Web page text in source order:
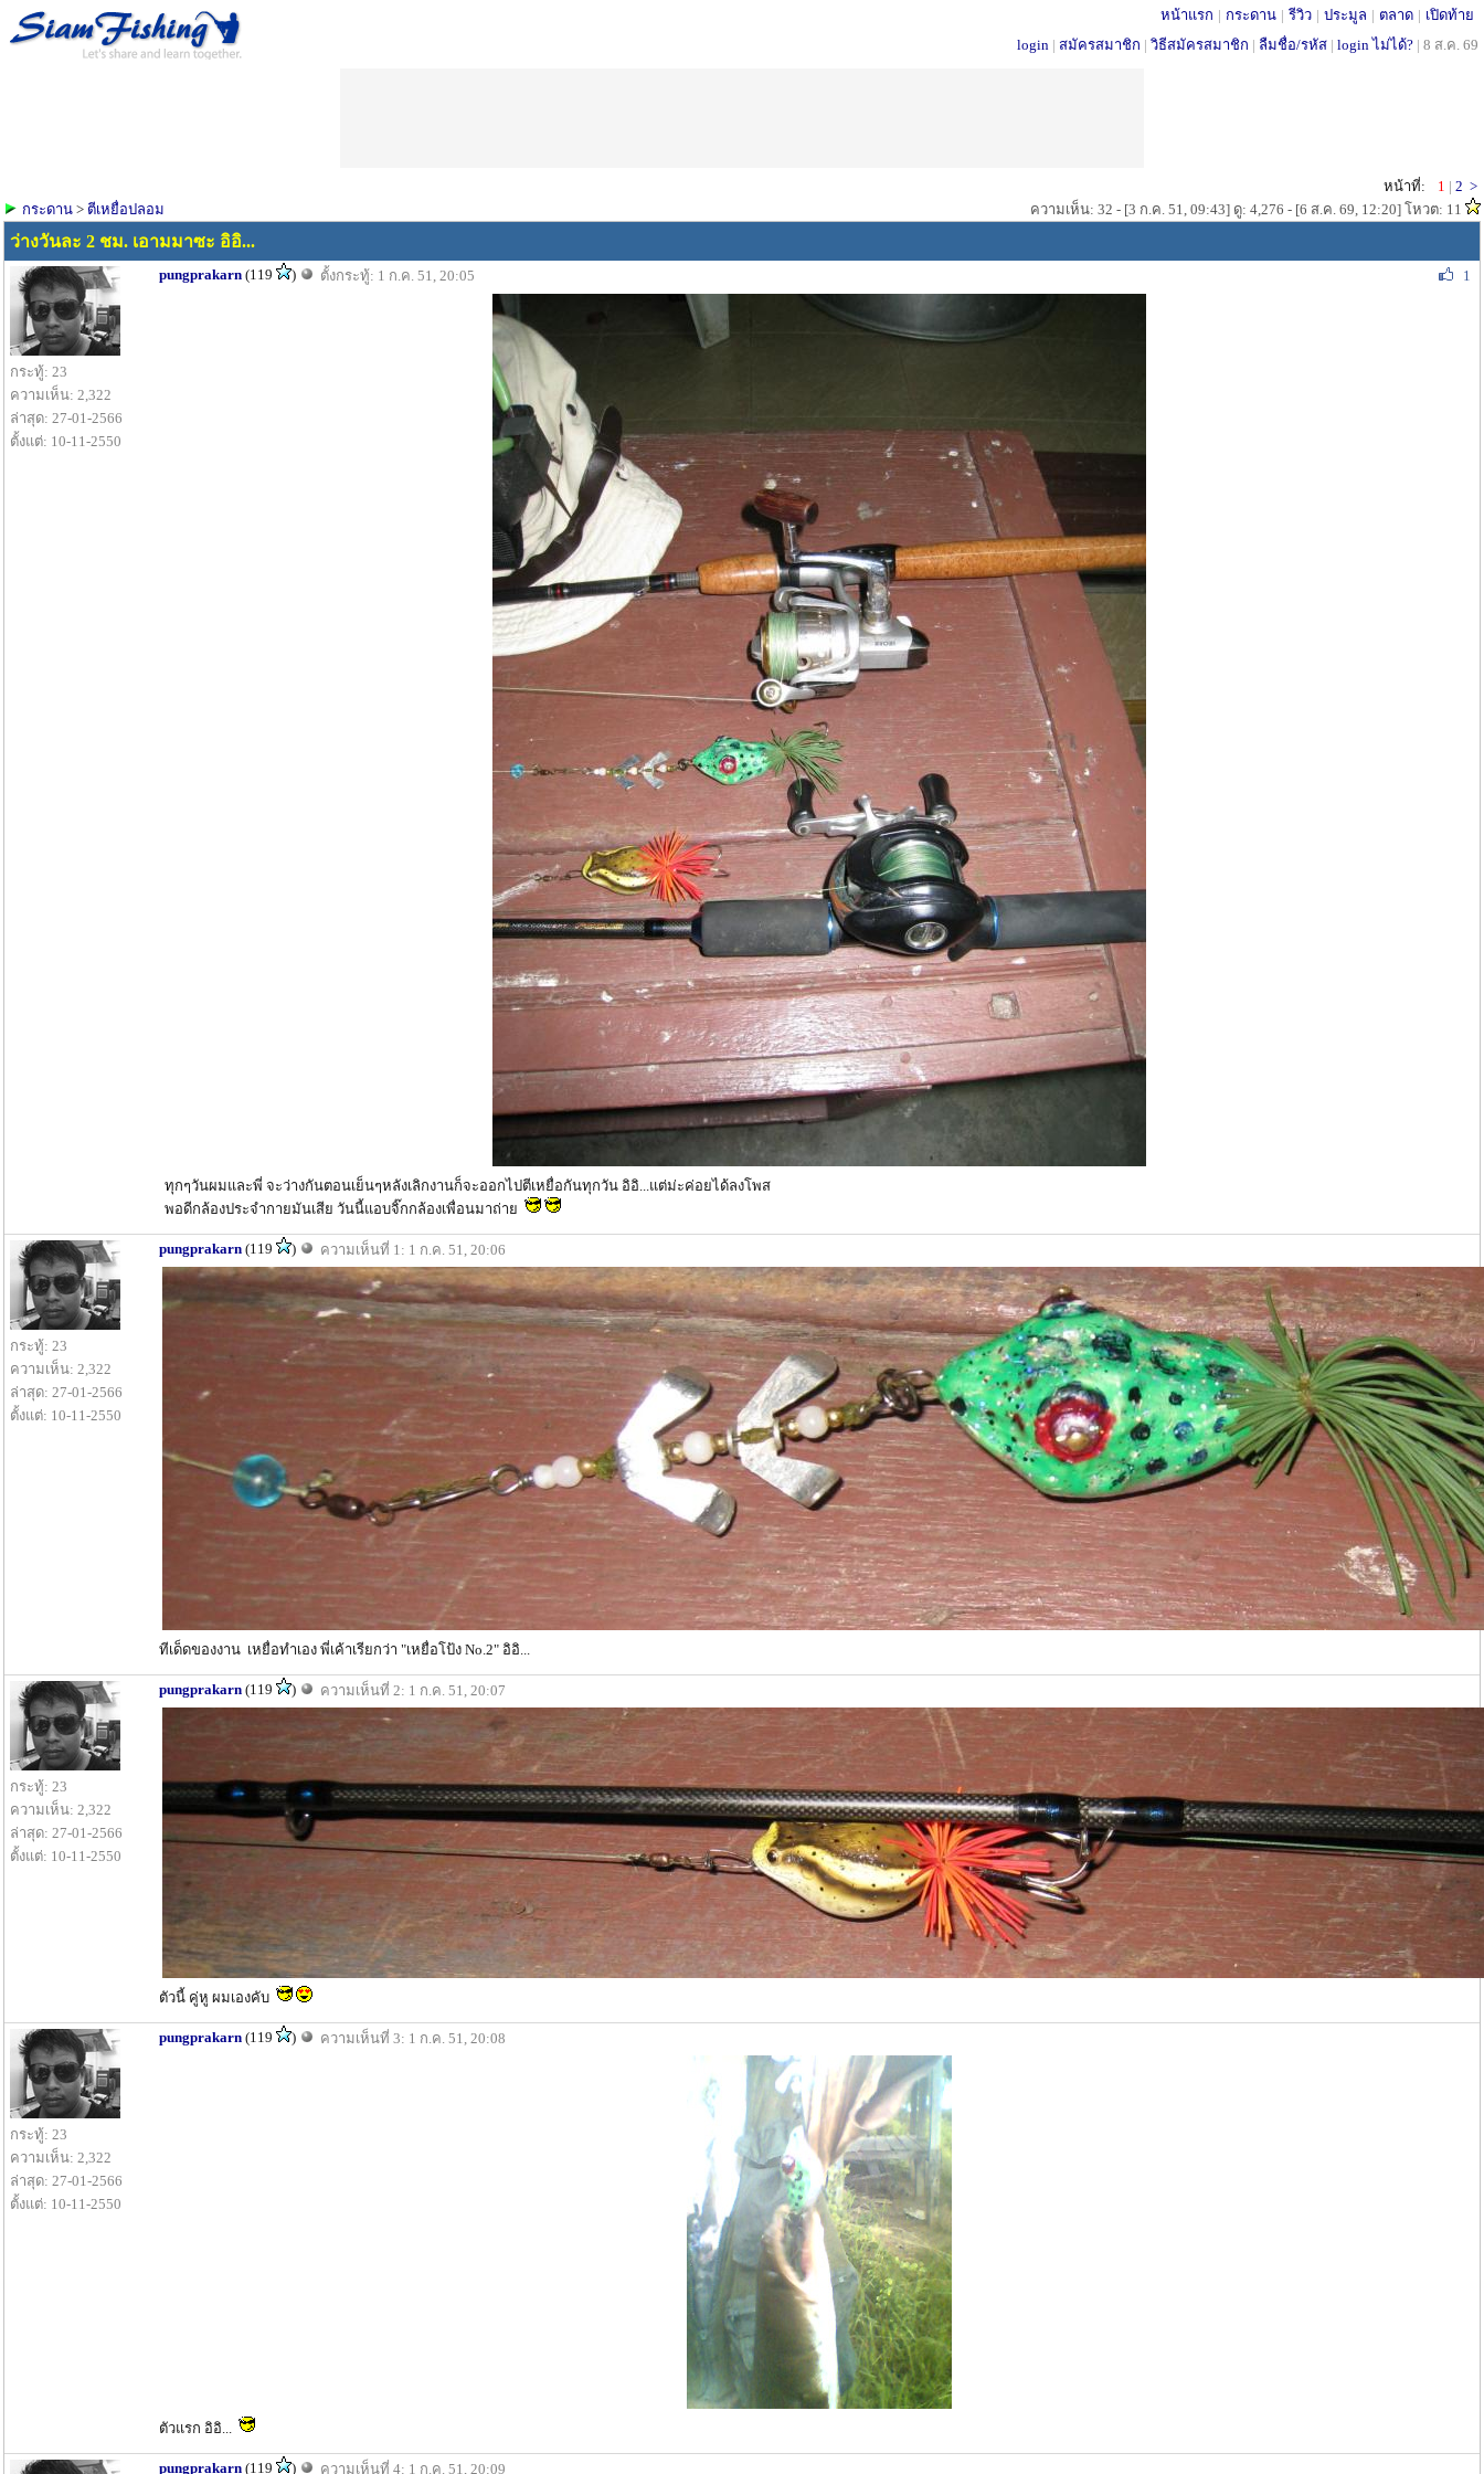
หน้าแรก | กระดาน | รีวิว | ประมูล | ตลาด | เปิดท้าย
login | สมัครสมาชิก | วิธีสมัครสมาชิก | ลืมชื่อ/รหัส | login ไม่ได้? | 8 ส.ค. 69
หน้าที่: 1 | 2 >
กระดาน > ตีเหยื่อปลอม ความเห็น: 32 - [3 ก.ค. 51, 09:43] ดู: 4,276 - [6 ส.ค. 69, 12:20] โหวต: 11
ว่างวันละ 2 ชม. เอามมาซะ อิอิ...
กระทู้: 23
ความเห็น: 2,322
ล่าสุด: 27-01-2566
ตั้งแต่: 10-11-2550
pungprakarn (119 ) ตั้งกระทู้: 1 ก.ค. 51, 20:05 1
ทุกๆวันผมและพี่ จะว่างกันตอนเย็นๆหลังเลิกงานก็จะออกไปตีเหยื่อกันทุกวัน อิอิ...แต่ม่ะค่อยได้ลงโพส
พอดีกล้องประจำกายมันเสีย วันนี้แอบจิ๊กกล้องเพื่อนมาถ่าย
กระทู้: 23
ความเห็น: 2,322
ล่าสุด: 27-01-2566
ตั้งแต่: 10-11-2550
pungprakarn (119 ) ความเห็นที่ 1: 1 ก.ค. 51, 20:06
ทีเด็ดของงาน เหยื่อทำเอง พี่เค้าเรียกว่า "เหยื่อโป้ง No.2" อิอิ...
กระทู้: 23
ความเห็น: 2,322
ล่าสุด: 27-01-2566
ตั้งแต่: 10-11-2550
pungprakarn (119 ) ความเห็นที่ 2: 1 ก.ค. 51, 20:07
ตัวนี้ คู่หู ผมเองคับ
กระทู้: 23
ความเห็น: 2,322
ล่าสุด: 27-01-2566
ตั้งแต่: 10-11-2550
pungprakarn (119 ) ความเห็นที่ 3: 1 ก.ค. 51, 20:08
ตัวแรก อิอิ...
pungprakarn (119 ) ความเห็นที่ 4: 1 ก.ค. 51, 20:09